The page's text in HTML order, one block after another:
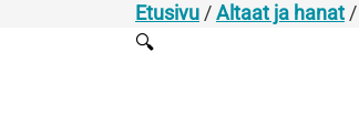
Etusivu /Altaat ja hanat /
🔍